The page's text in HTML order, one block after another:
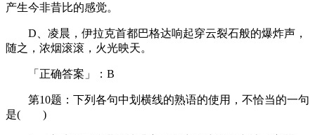
产生今非昔比的感觉。
D、凌晨，伊拉克首都巴格达响起穿云裂石般的爆炸声，
随之，浓烟滚滚，火光映天。
「正确答案」：B
第10题：下列各句中划横线的熟语的使用，不恰当的一句
是( )